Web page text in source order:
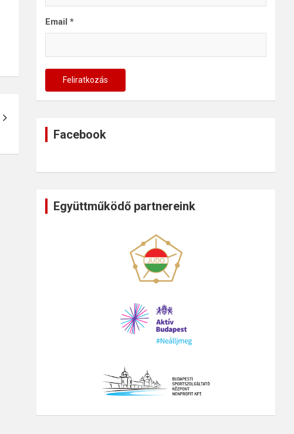
Email*
Facebook
Együttműködő partnereink